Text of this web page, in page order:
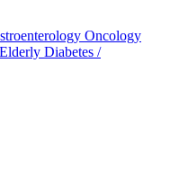
Oncology
Diabetes /